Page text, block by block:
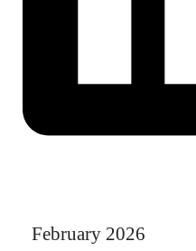
February 2026